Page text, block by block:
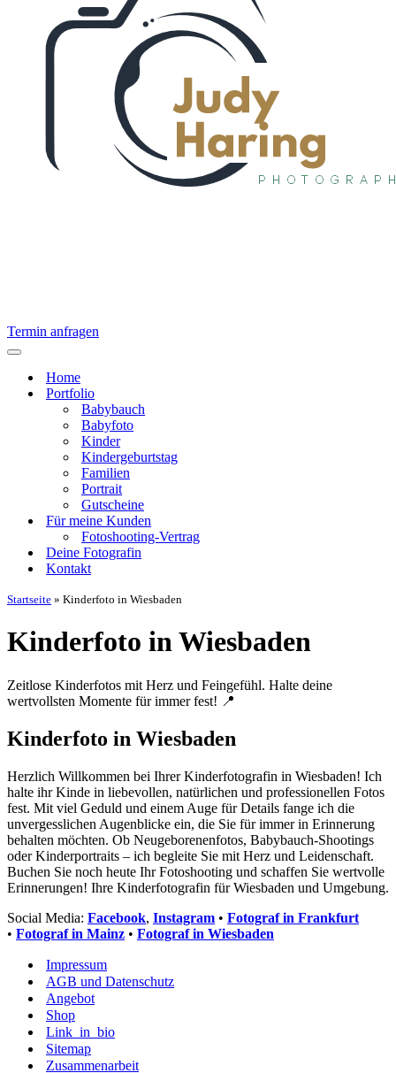
Termin anfragen
Navigationsmenü
Home
Portfolio
Babybauch
Babyfoto
Kinder
Kindergeburtstag
Familien
Portrait
Gutscheine
Für meine Kunden
Fotoshooting-Vertrag
Deine Fotografin
Kontakt
Startseite » Kinderfoto in Wiesbaden
Kinderfoto in Wiesbaden
Zeitlose Kinderfotos mit Herz und Feingefühl. Halte deine
wertvollsten Momente für immer fest! 📍
Kinderfoto in Wiesbaden
Herzlich Willkommen bei Ihrer Kinderfotografin in Wiesbaden! Ich
halte ihr Kinde in liebevollen, natürlichen und professionellen Fotos
fest. Mit viel Geduld und einem Auge für Details fange ich die
unvergesslichen Augenblicke ein, die Sie für immer in Erinnerung
behalten möchten. Ob Neugeborenenfotos, Babybauch-Shootings
oder Kinderportraits – ich begleite Sie mit Herz und Leidenschaft.
Buchen Sie noch heute Ihr Fotoshooting und schaffen Sie wertvolle
Erinnerungen! Ihre Kinderfotografin für Wiesbaden und Umgebung.
Social Media: Facebook, Instagram • Fotograf in Frankfurt
• Fotograf in Mainz • Fotograf in Wiesbaden
Impressum
AGB und Datenschutz
Angebot
Shop
Link_in_bio
Sitemap
Zusammenarbeit